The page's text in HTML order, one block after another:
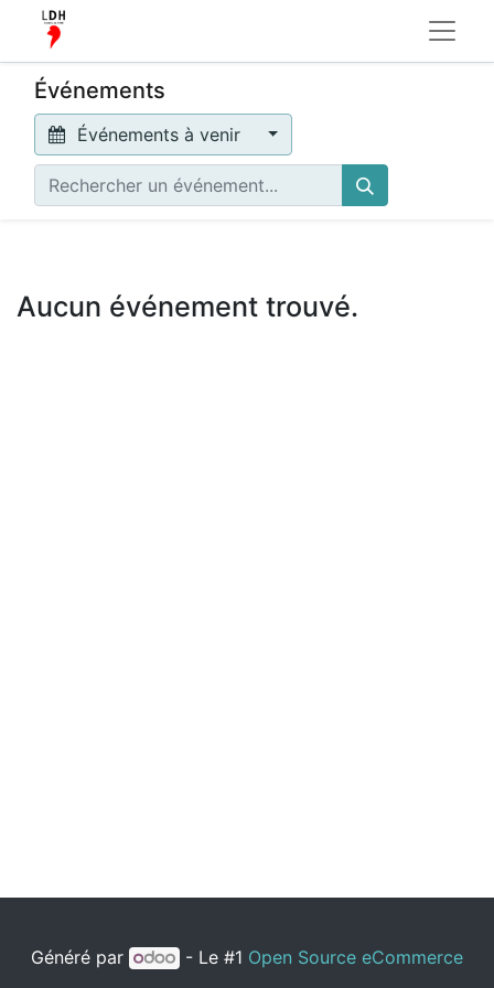
Événements
Événements à venir
Aucun événement trouvé.
Généré par - Le #1 Open Source eCommerce